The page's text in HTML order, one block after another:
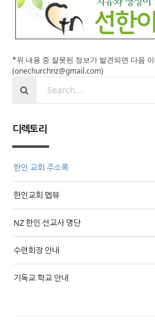
*위 내용 중 잘못된 정보가 발견되면 다음
(onechurchnz@gmail.com)
디렉토리
한인 교회 주소록
한인교회 맵뷰
NZ 한인 선교사 명단
수련회장 안내
기독교 학교 안내